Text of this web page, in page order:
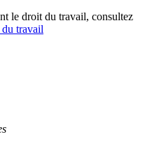
le droit du travail, consultez
du travail